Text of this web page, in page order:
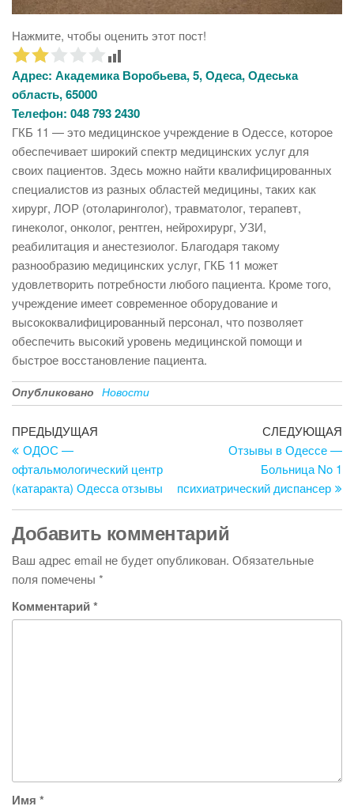
Нажмите, чтобы оценить этот пост!
Адрес: Академика Воробьева, 5, Одеса, Одеська
область, 65000
Телефон: 048 793 2430
ГКБ 11 — это медицинское учреждение в Одессе, которое
обеспечивает широкий спектр медицинских услуг для
своих пациентов. Здесь можно найти квалифицированных
специалистов из разных областей медицины, таких как
хирург, ЛОР (отоларинголог), травматолог, терапевт,
гинеколог, онколог, рентген, нейрохирург, УЗИ,
реабилитация и анестезиолог. Благодаря такому
разнообразию медицинских услуг, ГКБ 11 может
удовлетворить потребности любого пациента. Кроме того,
учреждение имеет современное оборудование и
высококвалифицированный персонал, что позволяет
обеспечить высокий уровень медицинской помощи и
быстрое восстановление пациента.
Опубликовано Новости
Навигация
по
записям
Предыдущая
запись
ПРЕДЫДУЩАЯ
ОДОС —
офтальмологический центр
(катаракта) Одесса отзывы
СЛЕДУЮЩАЯ
Отзывы в Одессе —
Больница No 1
психиатрический диспансер
Добавить комментарий
Ваш адрес email не будет опубликован. Обязательные
поля помечены *
Комментарий*
Имя *